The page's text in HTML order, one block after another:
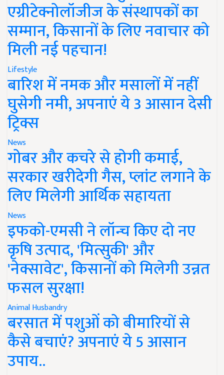
एग्रीटेक्नोलॉजीज के संस्थापकों का
सम्मान, किसानों के लिए नवाचार को
मिली नई पहचान!
Lifestyle
बारिश में नमक और मसालों में नहीं
घुसेगी नमी, अपनाएं ये 3 आसान देसी
ट्रिक्स
News
गोबर और कचरे से होगी कमाई,
सरकार खरीदेगी गैस, प्लांट लगाने के
लिए मिलेगी आर्थिक सहायता
News
इफको-एमसी ने लॉन्च किए दो नए
कृषि उत्पाद, 'मित्सुकी' और
'नेक्सावेट', किसानों को मिलेगी उन्नत
फसल सुरक्षा!
Animal Husbandry
बरसात में पशुओं को बीमारियों से
कैसे बचाएं? अपनाएं ये 5 आसान
उपाय..